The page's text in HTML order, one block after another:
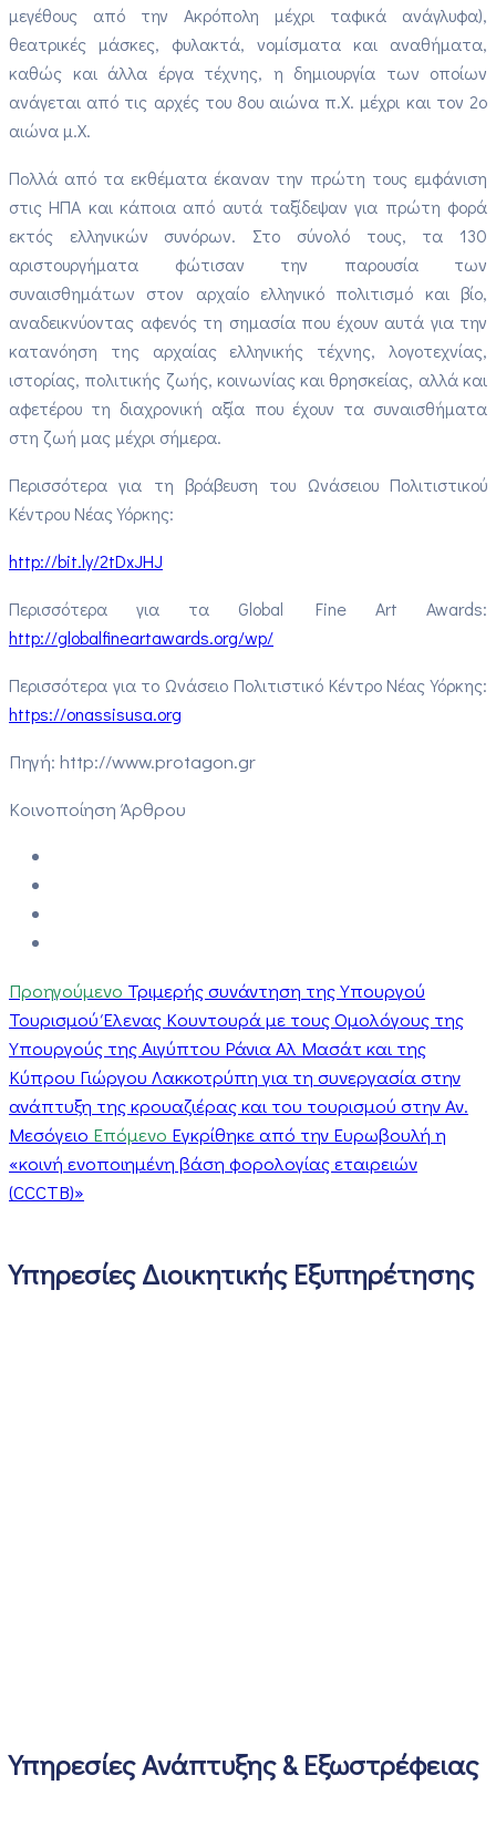
μεγέθους από την Ακρόπολη μέχρι ταφικά ανάγλυφα),
θεατρικές μάσκες, φυλακτά, νομίσματα και αναθήματα,
καθώς και άλλα έργα τέχνης, η δημιουργία των οποίων
ανάγεται από τις αρχές του 8ου αιώνα π.Χ. μέχρι και τον 2ο
αιώνα μ.Χ.
Πολλά από τα εκθέματα έκαναν την πρώτη τους εμφάνιση
στις ΗΠΑ και κάποια από αυτά ταξίδεψαν για πρώτη φορά
εκτός ελληνικών συνόρων. Στο σύνολό τους, τα 130
αριστουργήματα φώτισαν την παρουσία των
συναισθημάτων στον αρχαίο ελληνικό πολιτισμό και βίο,
αναδεικνύοντας αφενός τη σημασία που έχουν αυτά για την
κατανόηση της αρχαίας ελληνικής τέχνης, λογοτεχνίας,
ιστορίας, πολιτικής ζωής, κοινωνίας και θρησκείας, αλλά και
αφετέρου τη διαχρονική αξία που έχουν τα συναισθήματα
στη ζωή μας μέχρι σήμερα.
Περισσότερα για τη βράβευση του Ωνάσειου Πολιτιστικού
Κέντρου Νέας Υόρκης:
http://bit.ly/2tDxJHJ
Περισσότερα για τα Global Fine Art Awards:
http://globalfineartawards.org/wp/
Περισσότερα για το Ωνάσειο Πολιτιστικό Κέντρο Νέας Υόρκης:
https://onassisusa.org
Πηγή: http://www.protagon.gr
Κοινοποίηση Άρθρου
Προηγούμενο Τριμερής συνάντηση της Υπουργού
Τουρισμού Έλενας Κουντουρά με τους Ομολόγους της
Υπουργούς της Αιγύπτου Ράνια Αλ Μασάτ και της
Κύπρου Γιώργου Λακκοτρύπη για τη συνεργασία στην
ανάπτυξη της κρουαζιέρας και του τουρισμού στην Αν.
Μεσόγειο Επόμενο Εγκρίθηκε από την Ευρωβουλή η
«κοινή ενοποιημένη βάση φορολογίας εταιρειών
(CCCTB)»
Υπηρεσίες Διοικητικής Εξυπηρέτησης
Υπηρεσίες Ανάπτυξης & Εξωστρέφειας